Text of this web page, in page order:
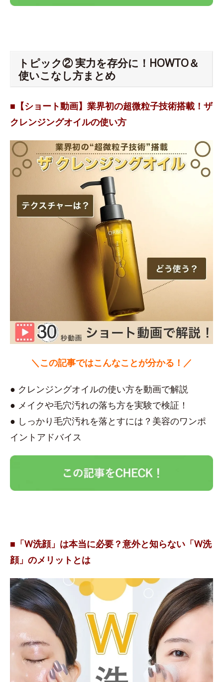
トピック② 実力を存分に！HOWTO＆
使いこなし方まとめ
■【ショート動画】業界初の超微粒子技術搭載！ザ
クレンジングオイルの使い方
＼この記事ではこんなことが分かる！／
● クレンジングオイルの使い方を動画で解説
● メイクや毛穴汚れの落ち方を実験で検証！
● しっかり毛穴汚れを落とすには？美容のワンポ
イントアドバイス
■「W洗顔」は本当に必要？意外と知らない「W洗
顔」のメリットとは